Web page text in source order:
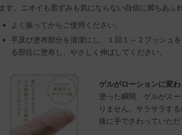
ます。ニオイも黒ずみも気にならない自信に満ちあふ
よく振ってからご使用ください。
手及び塗布部分を清潔にし、１回１～２プッシュ
る部位に塗布し、やさしく伸ばしてください。
ゲルがローションに変
塗った瞬間、ゲルがス
りません。サラサラす
後に手でさわっていただ